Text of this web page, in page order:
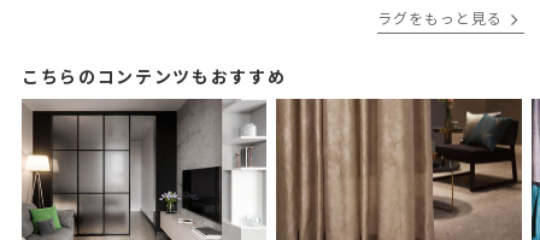
ラグをもっと見る
こちらのコンテンツもおすすめ